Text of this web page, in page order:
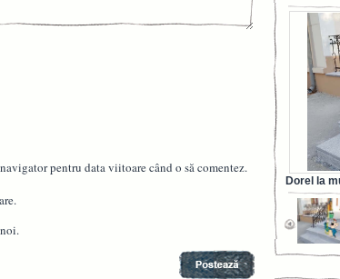
pentru data viitoare când o să comentez.
Dorel la
din